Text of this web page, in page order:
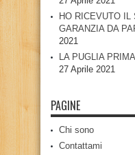
HO RICEVUTO IL
GARANZIA DA
2021
LA PUGLIA
27 Aprile 2021
PAGINE
Chi sono
Contattami